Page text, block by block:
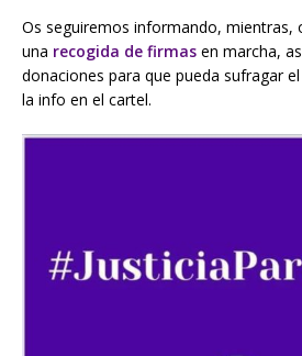
Os seguiremos informando, mientras,
una recogida de firmas en marcha,
donaciones para que pueda sufragar
la info en el cartel.